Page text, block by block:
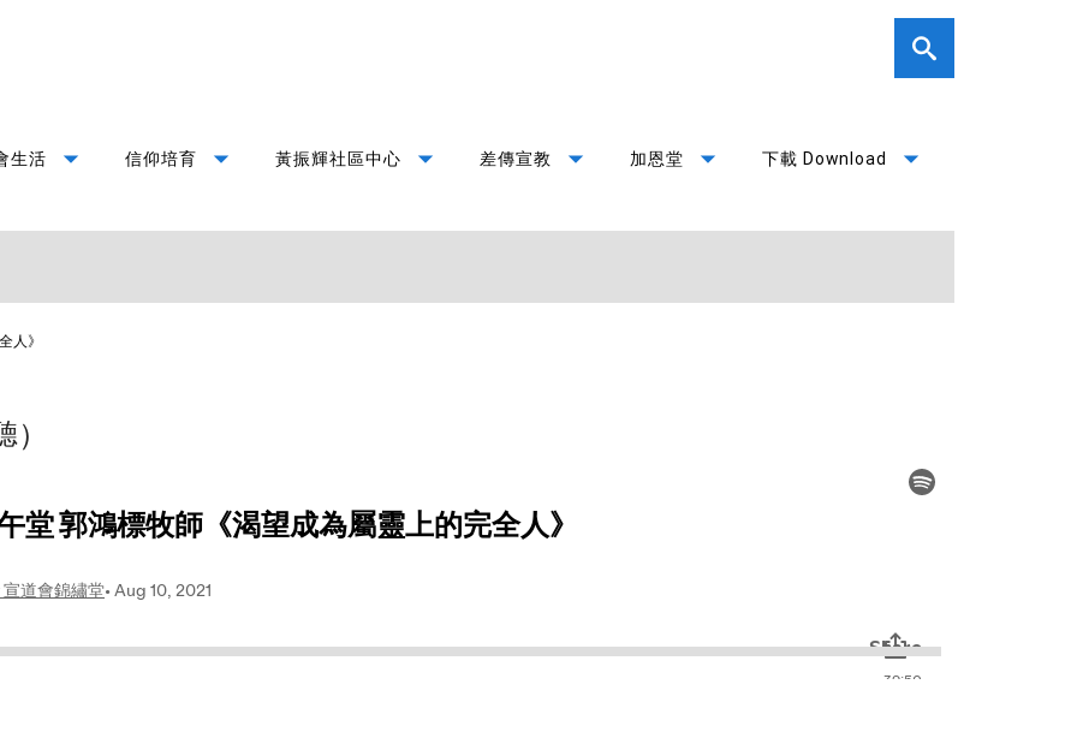
生活 arrow_drop_down 信仰培育 arrow_drop_down 黃振輝社區中心 arrow_drop_down 差傳宣教 arrow_drop_down 加恩堂 arrow_drop_down 下載 Download arrow_drop_down
人》